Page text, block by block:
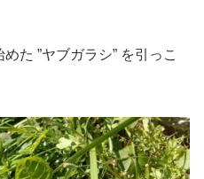
た ”ヤブガラシ” を引っこ